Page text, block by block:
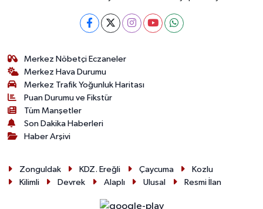
Merkez Nöbetçi Eczaneler
Merkez Hava Durumu
Merkez Trafik Yoğunluk Haritası
Puan Durumu ve Fikstür
Tüm Manşetler
Son Dakika Haberleri
Haber Arşivi
Zonguldak KDZ. Ereğli Çaycuma
Kozlu
Kilimli
Devrek Alaplı Ulusal Resmi İlan